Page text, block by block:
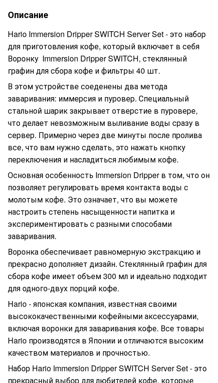
Описание
Hario Immersion Dripper SWITCH Server Set - это набор
для приготовления кофе, который включает в себя
Воронку Immersion Dripper SWITCH, стеклянный
графин для сбора кофе и фильтры 40 шт.
В этом устройстве соеденены два метода
заваривания: иммерсия и пуровер. Специальный
стальной шарик закрывает отверстие в пуровере,
что делает невозможным выливание воды сразу в
сервер. Примерно через две минуты после пролива
все, что вам нужно сделать, это нажать кнопку
переключения и насладиться любимым кофе.
Основная особенность Immersion Dripper в том, что он
позволяет регулировать время контакта воды с
молотым кофе. Это означает, что вы можете
настроить степень насыщенности напитка и
экспериментировать с разными способами
заваривания.
Воронка обеспечивает равномерную экстракцию и
прекрасно дополняет дизайн. Стеклянный графин для
сбора кофе имеет объем 300 мл и идеально подходит
для одного-двух порций кофе.
Hario - японская компания, известная своими
высококачественными кофейными аксессуарами,
включая воронки для заваривания кофе. Все товары
Hario производятся в Японии и отличаются высоким
качеством материалов и прочностью.
Набор Hario Immersion Dripper SWITCH Server Set - это
прекрасный выбор для любителей кофе, которые